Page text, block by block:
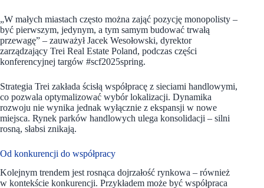
„W małych miastach często można zająć pozycję monopolisty –
być pierwszym, jedynym, a tym samym budować trwałą
przewagę” – zauważył Jacek Wesołowski, dyrektor
zarządzający Trei Real Estate Poland, podczas części
konferencyjnej targów #scf2025spring.
Strategia Trei zakłada ścisłą współpracę z sieciami handlowymi,
co pozwala optymalizować wybór lokalizacji. Dynamika
rozwoju nie wynika jednak wyłącznie z ekspansji w nowe
miejsca. Rynek parków handlowych ulega konsolidacji – silni
rosną, słabsi znikają.
Od konkurencji do współpracy
Kolejnym trendem jest rosnąca dojrzałość rynkowa – również
w kontekście konkurencji. Przykładem może być współpraca